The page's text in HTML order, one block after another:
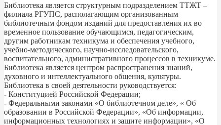
Библиотека является структурным подразделением ТТЖТ –
филиала РГУПС, располагающим организованным
библиотечным фондом изданий для предоставления их во
временное пользование обучающимся, педагогическим,
другим работникам техникума и обеспечения учебного,
учебно-методического, научно-исследовательского,
воспитательного, административного процессов в техникуме.
Библиотека является центром распространения знаний,
духовного и интеллектуального общения, культуры.
Библиотека в своей деятельности руководствуется:
- Конституцией Российской Федерации;
- Федеральными законами «О библиотечном деле», « Об
образовании в Российской Федерации», «Об информации,
информационных технологиях и защите информации», «О